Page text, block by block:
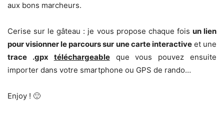
aux bons marcheurs.
Cerise sur le gâteau : je vous propose chaque fois un lien
pour visionner le parcours sur une carte interactiveet une
trace .gpx téléchargeableque vous pouvez ensuite
importer dans votre smartphone ou GPS de rando…
Enjoy ! 🙂